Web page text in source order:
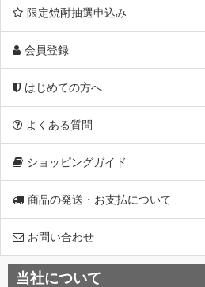
限定焼酎抽選申込み
会員登録
はじめての方へ
よくある質問
ショッピングガイド
商品の発送・お支払について
お問い合わせ
当社について